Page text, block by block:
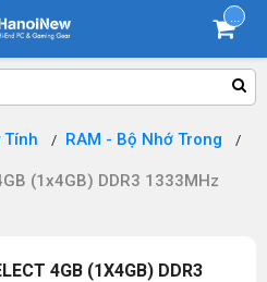
Tính
RAM - Bộ Nhớ Trong
(1x4GB) DDR3 1333MHz
4GB (1X4GB) DDR3